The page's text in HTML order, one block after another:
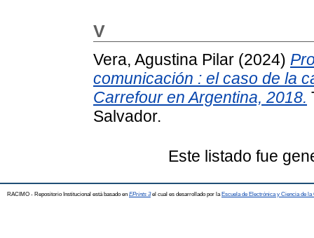
V
Vera, Agustina Pilar (2024)
comunicación : el caso de la
Carrefour en Argentina, 2018.
Salvador.
Este listado fue
RACIMO - Repositorio Institucional está basado en EPrints 3el cual es desarrollado por la Escuela de Electrónica y Ciencia de la